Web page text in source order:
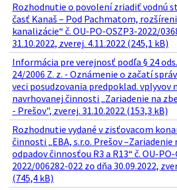
Rozhodnutie o povolení zriadiť vodnú
časť Kanaš – Pod Pachmatom,
kanalizácie“ č. OU-PO-OSZP3-2022/
31.10.2022, zverej. 4.11.2022 (245,1 kB)
Informácia pre verejnosť podľa § 24
24/2006 Z. z. - Oznámenie o začatí
veci posudzovania predpoklad. vplyvov
navrhovanej činnosti „Zariadenie na
- Prešov", zverej. 31.10.2022 (153,3 kB)
Rozhodnutie vydané v zisťovacom
činnosti „EBA, s.r.o. Prešov
odpadov činnosťou R3 a R13“ č. OU-PO-
2022/006282-022 zo dňa 30.09.2022,
(745,4 kB)